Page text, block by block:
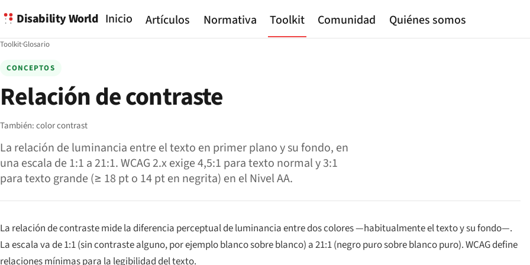
Disability World Inicio Artículos Normativa Toolkit Comunidad Quiénes somos
Toolkit·Glosario
CONCEPTOS
Relación de contraste
También:color contrast
La relación de luminancia entre el texto en primer plano y su fondo, en
una escala de 1:1 a 21:1. WCAG 2.x exige 4,5:1 para texto normal y 3:1
para texto grande (≥ 18 pt o 14 pt en negrita) en el Nivel AA.
La relación de contraste mide la diferencia perceptual de luminancia entre dos colores —habitualmente el texto y su fondo—.
La escala va de 1:1 (sin contraste alguno, por ejemplo blanco sobre blanco) a 21:1 (negro puro sobre blanco puro). WCAG define
relaciones mínimas para la legibilidad del texto.